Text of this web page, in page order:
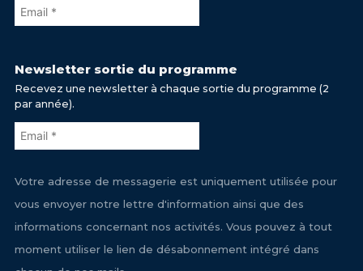
Newsletter sortie du programme
Recevez une newsletter à chaque sortie du programme (2
par année).
Votre adresse de messagerie est uniquement utilisée pour
vous envoyer notre lettre d'information ainsi que des
informations concernant nos activités. Vous pouvez à tout
moment utiliser le lien de désabonnement intégré dans